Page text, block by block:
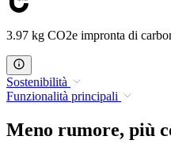
3.97 kg CO2e impronta di
Sostenibilità
Funzionalità principali
Meno rumore, più